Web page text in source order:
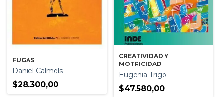
FUGAS
Daniel Calmels
$28.300,00
CREATIVIDAD Y
MOTRICIDAD
Eugenia Trigo
$47.580,00